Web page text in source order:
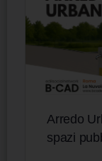
Arredo
spazi